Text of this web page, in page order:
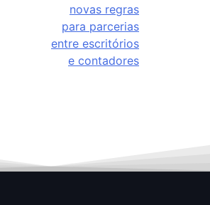
novas regras
para parcerias
entre escritórios
e contadores